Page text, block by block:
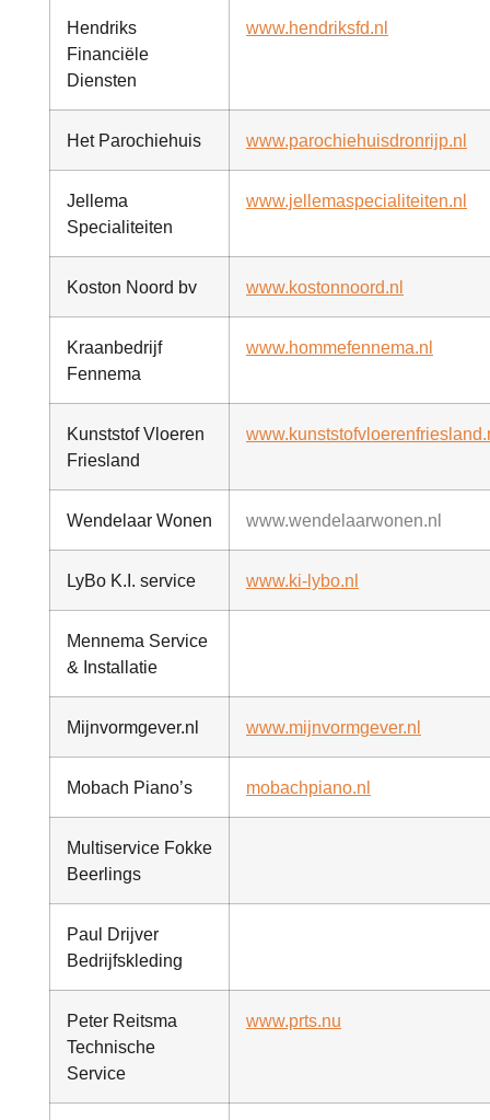
Hendriks
Financiële
Diensten
www.hendriksfd.nl
Het Parochiehuis www.parochiehuisdronrijp.nl
Jellema
Specialiteiten
www.jellemaspecialiteiten.nl
Koston Noord bv www.kostonnoord.nl
Kraanbedrijf
Fennema
www.hommefennema.nl
Kunststof Vloeren
Friesland
Wendelaar Wonen www.wendelaarwonen.nl
LyBo K.I. service www.ki-lybo.nl
Mennema Service
& Installatie
Mijnvormgever.nl www.mijnvormgever.nl
Mobach Piano’s mobachpiano.nl
Multiservice Fokke
Beerlings
Paul Drijver
Bedrijfskleding
Peter Reitsma
Technische
Service
www.prts.nu